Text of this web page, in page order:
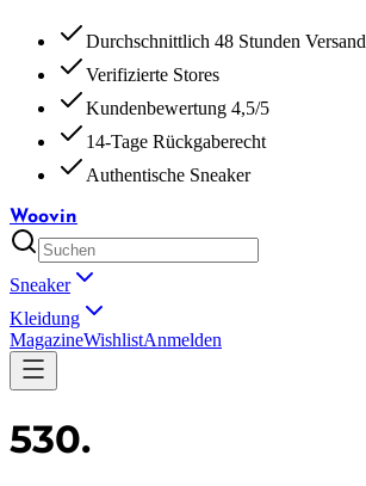
Durchschnittlich 48 Stunden Versand
Verifizierte Stores
Kundenbewertung 4,5/5
14-Tage Rückgaberecht
Authentische Sneaker
Woovin
Sneaker
Kleidung
MagazineWishlistAnmelden
530.